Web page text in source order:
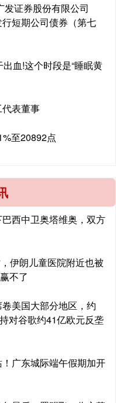
证券股份有限公司
短期公司债券（第七
血!这个时段是“睡眠黄
表董事
至20892点
西中卫奥塔维奥，双方
伊朗儿童医院附近也被
不了
美国大部分地区，约
对谷歌约41亿欧元反垄
广东城际端午假期加开